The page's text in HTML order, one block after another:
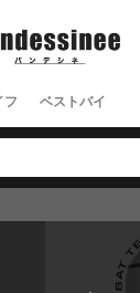
フ ベストバイ
このブログではアフ